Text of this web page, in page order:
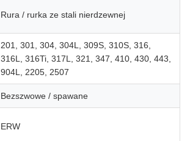
Rura / rurka ze stali nierdzewnej
201, 301, 304, 304L, 309S, 310S, 316,
316L, 316Ti, 317L, 321, 347, 410, 430, 443,
904L, 2205, 2507
Bezszwowe / spawane
ERW